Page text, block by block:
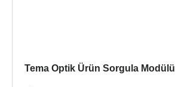
Tema Optik Ürün Sorgula Modülü